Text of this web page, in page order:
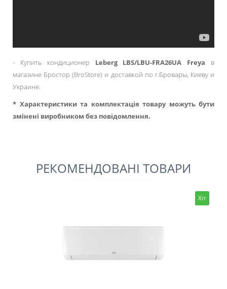
- Купить кондиционер Leberg LBS/LBU-FRA26UA Freya в
магазине Бростор (BroStore) и доставкой по г.Бровары, Киеву и
Украине.
* Характеристики та комплектація товару можуть бути
змінені виробником без повідомлення.
РЕКОМЕНДОВАНІ ТОВАРИ
Хіт